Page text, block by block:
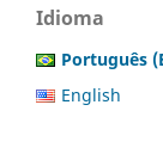
Idioma
Português
English